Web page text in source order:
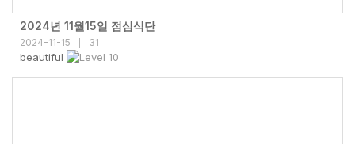
2024년 11월15일 점심식단
2024-11-15 31
beautiful